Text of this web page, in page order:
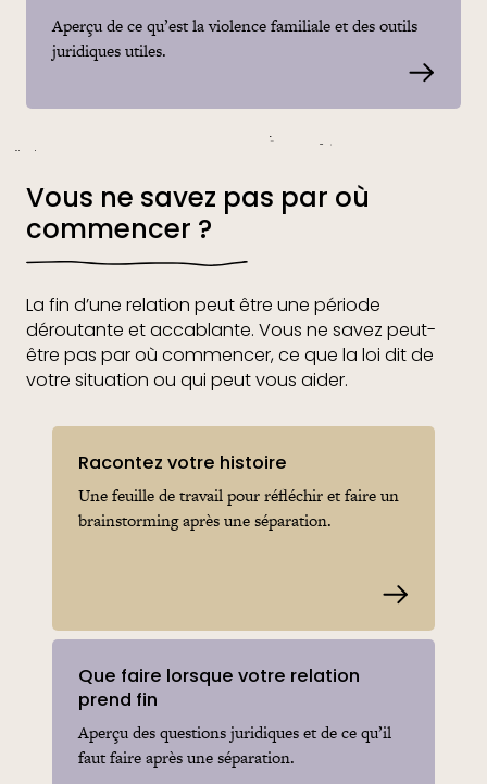
Aperçu de ce qu’est la violence familiale et des outils
juridiques utiles.
Vous ne savez pas par où
commencer ?
La fin d’une relation peut être une période
déroutante et accablante. Vous ne savez peut-
être pas par où commencer, ce que la loi dit de
votre situation ou qui peut vous aider.
Racontez votre histoire
Une feuille de travail pour réfléchir et faire un
brainstorming après une séparation.
Que faire lorsque votre relation
prend fin
Aperçu des questions juridiques et de ce qu’il
faut faire après une séparation.